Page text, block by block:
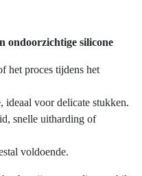
ondoorzichtige silicone
het proces tijdens het
, ideaal voor delicate stukken.
snelle uitharding of
voldoende.